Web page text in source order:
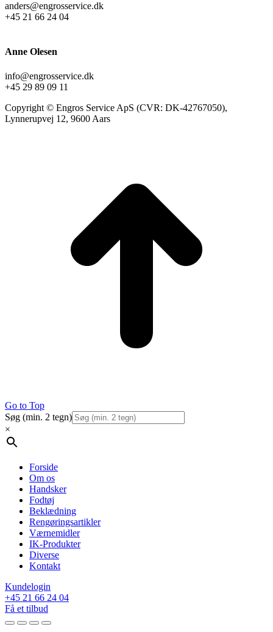
anders@engrosservice.dk
+45 21 66 24 04
Anne Olesen
info@engrosservice.dk
+45 29 89 09 11
Copyright © Engros Service ApS (CVR: DK-42767050),
Lynnerupvej 12, 9600 Aars
Go to Top
Søg (min. 2 tegn)
×
Forside
Om os
Handsker
Fodtøj
Beklædning
Rengøringsartikler
Værnemidler
IK-Produkter
Diverse
Kontakt
Kundelogin
+45 21 66 24 04
Få et tilbud